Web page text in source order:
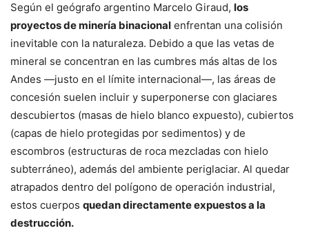
Según el geógrafo argentino Marcelo Giraud, los
proyectos de minería binacional enfrentan una colisión
inevitable con la naturaleza. Debido a que las vetas de
mineral se concentran en las cumbres más altas de los
Andes —justo en el límite internacional—, las áreas de
concesión suelen incluir y superponerse con glaciares
descubiertos (masas de hielo blanco expuesto), cubiertos
(capas de hielo protegidas por sedimentos) y de
escombros (estructuras de roca mezcladas con hielo
subterráneo), además del ambiente periglaciar. Al quedar
atrapados dentro del polígono de operación industrial,
estos cuerpos quedan directamente expuestos a la
destrucción.